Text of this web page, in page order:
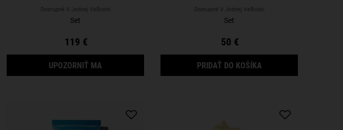
Body Butter
DE CORPS SOY MILK & HONEY WHIPPED BODY BUTTER K DISPOZÍCII
Dostupné V Jednej Veľkosti
Set
119 €
UPOZORNIŤ MA KEĎ BUDE ANTI-AGING PREPARATIONS K DISPOZÍCII
Dostupné V Jednej Veľkosti
Set
50 €
PRIDAŤ DO KOŠÍKA